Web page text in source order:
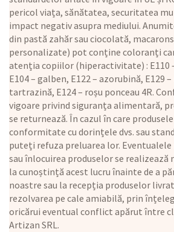
pericol viața, sănătatea, securitatea
impact negativ asupra mediului.
din pastă zahăr sau ciocolată,
personalizate) pot conține coloranți
atenția copiilor (hiperactivitate) : E110
E104 – galben, E122 – azorubină, E129
tartrazină, E124 – roșu ponceau 4R.
vigoare privind siguranța alimentară,
se returnează. În cazul în care
conformitate cu dorințele dvs. sau
puteți refuza preluarea lor.
sau înlocuirea produselor se realizează
la cunoștință acest lucru înainte de a
noastre sau la recepția produselor
rezolvarea pe cale amiabilă, prin
oricărui eventual conflict apărut între
Artizan SRL.